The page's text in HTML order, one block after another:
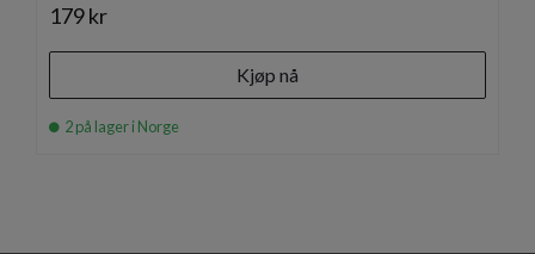
179 kr
Kjøp nå
2 på lager i Norge